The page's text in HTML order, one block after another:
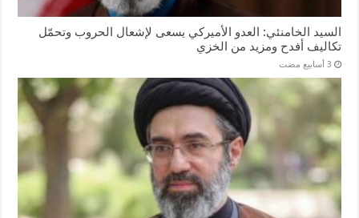
السيد الخامنئي: العدو الأميركي يسعى لإشعال الحروب وتحمّل
تكاليف أفدح ومزيد من الخزي